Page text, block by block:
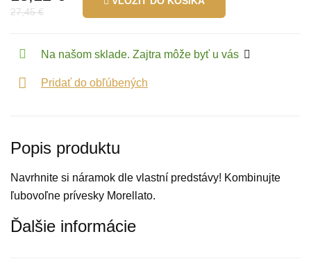
27,45 €
Na našom sklade. Zajtra môže byť u vás
Pridať do obľúbených
Popis produktu
Navrhnite si náramok dle vlastní predstávy! Kombinujte
ľubovoľne prívesky Morellato.
Ďalšie informácie